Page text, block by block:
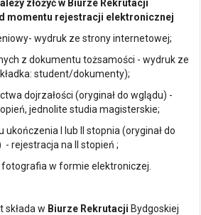
złożyć w Biurze Rekrutacji
momentu rejestracji elektronicznej
wydruk ze strony internetowej;
z dokumentu tożsamości - wydruk ze
student/dokumenty);
dojrzałości (oryginał do wglądu) -
jednolite studia magisterskie;
ukończenia I lub II stopnia (oryginał do
- rejestracja na II stopień ;
w formie elektroniczej.
składa w Biurze Rekrutacji Bydgoskiej